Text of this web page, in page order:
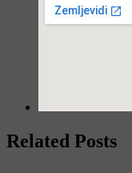
Related Posts